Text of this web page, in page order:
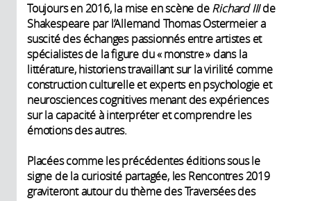
Toujours en 2016, la mise en scène deRichard IIIde
Shakespeare par l’Allemand Thomas Ostermeier a
suscité des échanges passionnés entre artistes et
spécialistes de la figure du « monstre » dans la
littérature, historiens travaillant sur la virilité comme
construction culturelle et experts en psychologie et
neurosciences cognitives menant des expériences
sur la capacité à interpréter et comprendre les
émotions des autres.
Placées comme les précédentes éditions sous le
signe de la curiosité partagée, les Rencontres 2019
graviteront autour du thème des Traversées des